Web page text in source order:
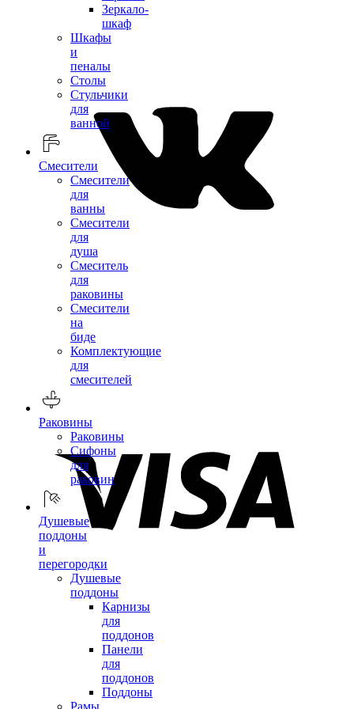
Зеркало-
шкаф
Шкафы
и
пеналы
Столы
Стульчики
для
ванной
Смесители
Смесители
для
ванны
Смесители
для
душа
Смеситель
для
раковины
Смесители
на
биде
Комплектующие
для
смесителей
Раковины
Раковины
Сифоны
для
раковин
Душевые
поддоны
и
перегородки
Душевые
поддоны
Карнизы
для
поддонов
Панели
для
поддонов
Поддоны